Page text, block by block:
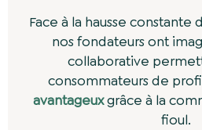
Face à la hausse constante
nos fondateurs ont
collaborative
consommateurs de
avantageuxgrâce à la
fioul.